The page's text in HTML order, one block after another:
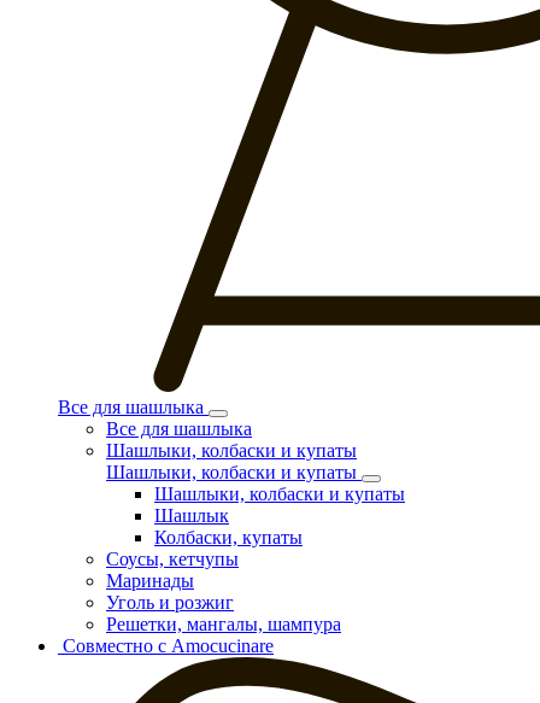
Все для шашлыка
Все для шашлыка
Шашлыки, колбаски и купаты
Шашлыки, колбаски и купаты
Шашлыки, колбаски и купаты
Шашлык
Колбаски, купаты
Соусы, кетчупы
Маринады
Уголь и розжиг
Решетки, мангалы, шампура
Совместно с Amocucinare